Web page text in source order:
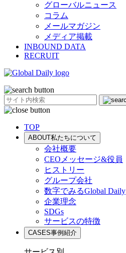
グローバルニュース
コラム
メールマガジン
メディア掲載
INBOUND DATA
RECRUIT
TOP
ABOUT私たちについて
会社概要
CEOメッセージ&役員
ヒストリー
グループ会社
数字でみるGlobal Daily
企業理念
SDGs
サービスの特徴
CASES事例紹介